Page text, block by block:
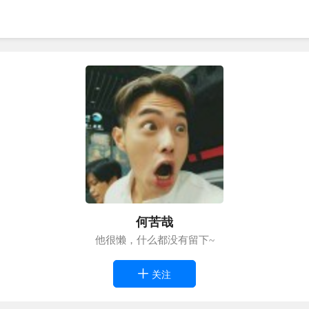
何苦哉
他很懒，什么都没有留下~
关注